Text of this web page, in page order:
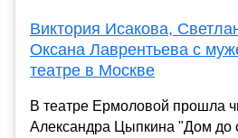
Виктория Исакова,
Оксана Лаврентьева с
театре в Москве
В театре Ермоловой прошла
Александра Цыпкина "Дом до